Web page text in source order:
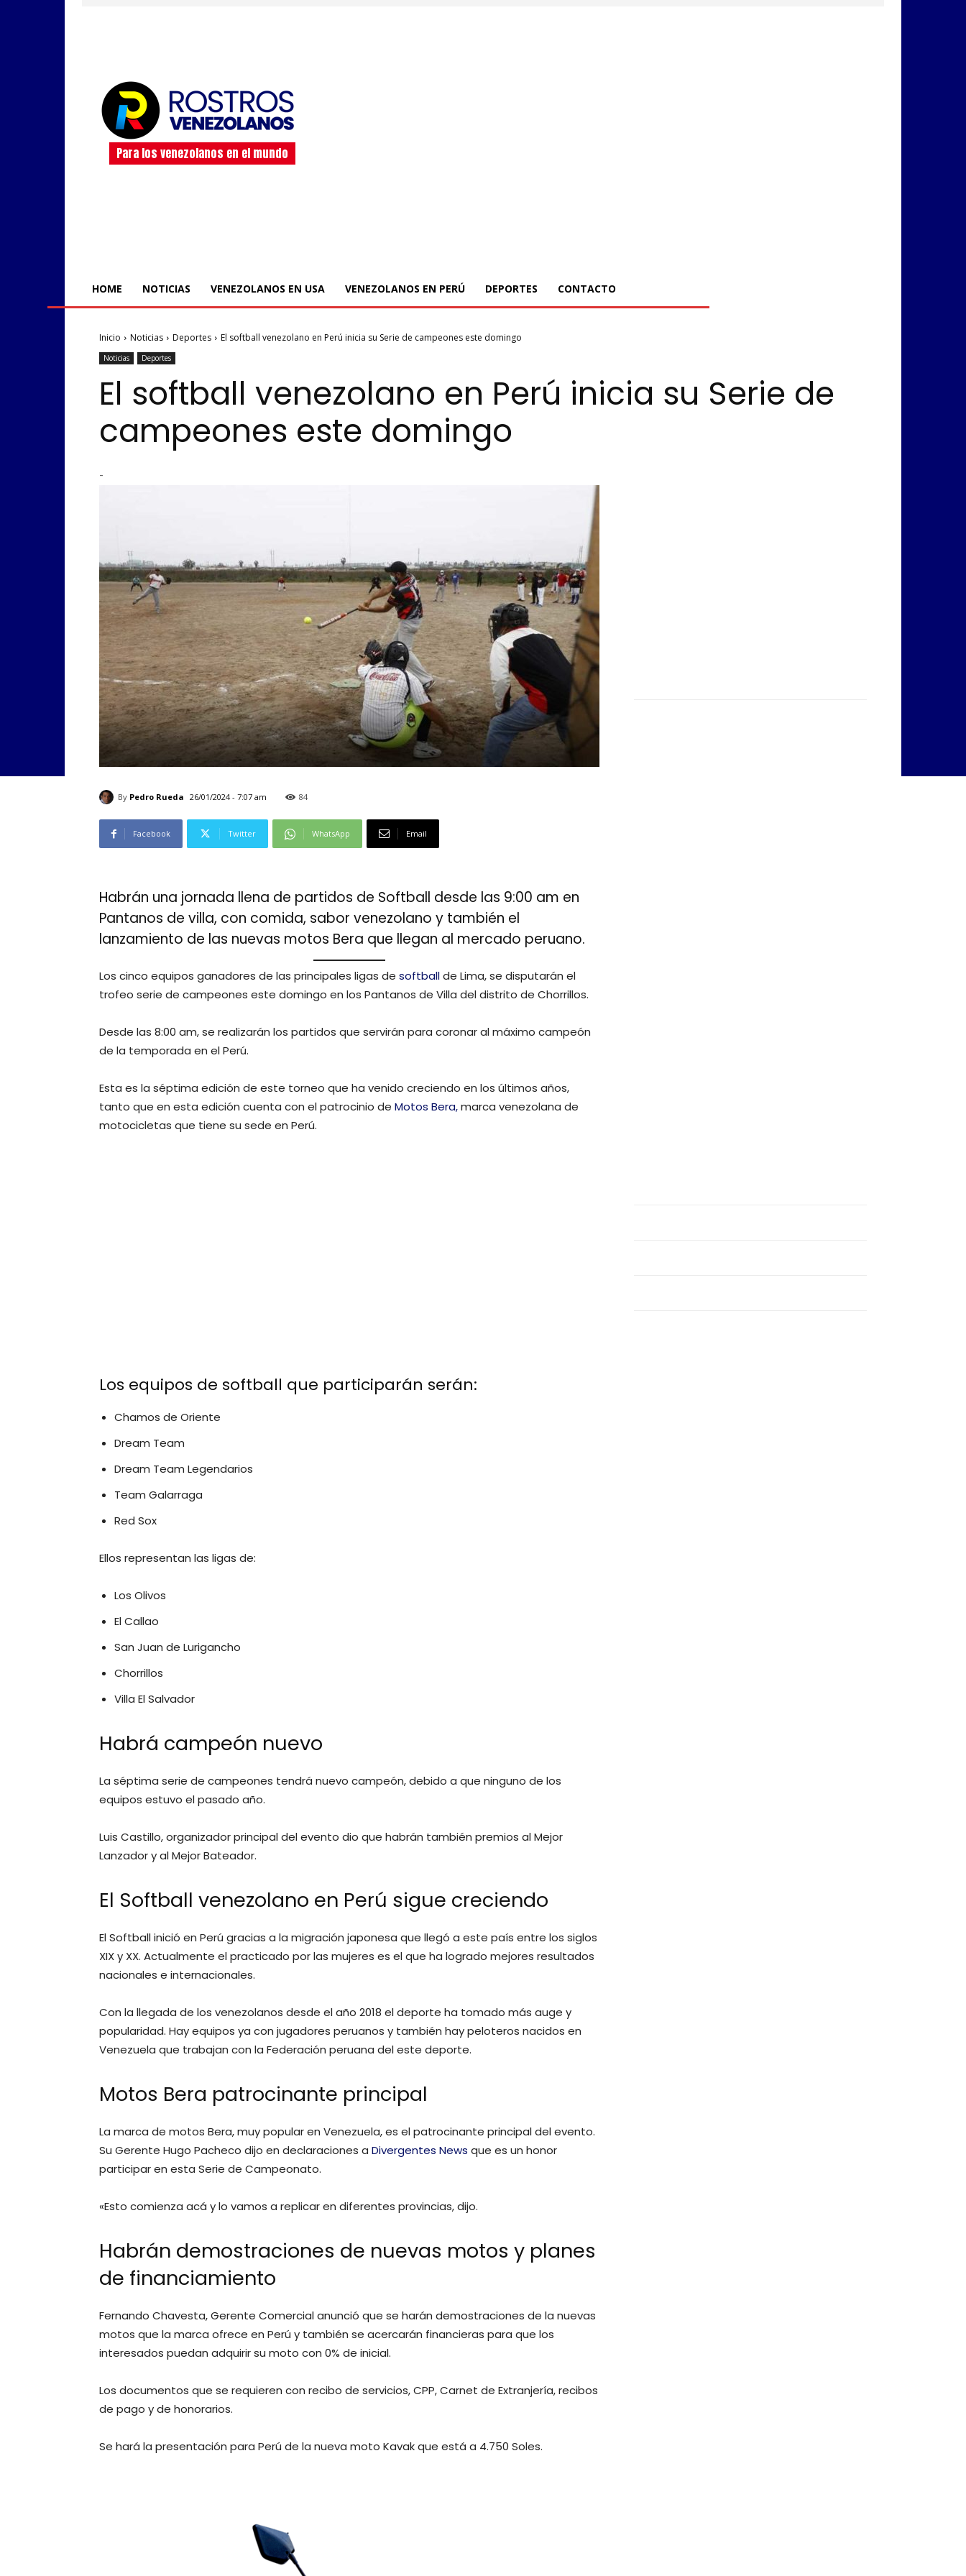
Para los venezolanos en el mundo
HOME NOTICIAS VENEZOLANOS EN USA VENEZOLANOS EN PERÚ DEPORTES CONTACTO
Inicio Noticias Deportes El softball venezolano en Perú inicia su Serie de campeones este domingo
Noticias Deportes
El softball venezolano en Perú inicia su Serie de
campeones este domingo
-
By Pedro Rueda 26/01/2024 - 7:07 am 84
Facebook Twitter WhatsApp Email
Habrán una jornada llena de partidos de Softball desde las 9:00 am en
Pantanos de villa, con comida, sabor venezolano y también el
lanzamiento de las nuevas motos Bera que llegan al mercado peruano.
Los cinco equipos ganadores de las principales ligas de softballde Lima, se disputarán el
trofeo serie de campeones este domingo en los Pantanos de Villa del distrito de Chorrillos.
Desde las 8:00 am, se realizarán los partidos que servirán para coronar al máximo campeón
de la temporada en el Perú.
Esta es la séptima edición de este torneo que ha venido creciendo en los últimos años,
tanto que en esta edición cuenta con el patrocinio de Motos Bera,marca venezolana de
motocicletas que tiene su sede en Perú.
Los equipos de softball que participarán serán:
Chamos de Oriente
Dream Team
Dream Team Legendarios
Team Galarraga
Red Sox
Ellos representan las ligas de:
Los Olivos
El Callao
San Juan de Lurigancho
Chorrillos
Villa El Salvador
Habrá campeón nuevo
La séptima serie de campeones tendrá nuevo campeón, debido a que ninguno de los
equipos estuvo el pasado año.
Luis Castillo, organizador principal del evento dio que habrán también premios al Mejor
Lanzador y al Mejor Bateador.
El Softball venezolano en Perú sigue creciendo
El Softball inició en Perú gracias a la migración japonesa que llegó a este país entre los siglos
XIX y XX. Actualmente el practicado por las mujeres es el que ha logrado mejores resultados
nacionales e internacionales.
Con la llegada de los venezolanos desde el año 2018 el deporte ha tomado más auge y
popularidad. Hay equipos ya con jugadores peruanos y también hay peloteros nacidos en
Venezuela que trabajan con la Federación peruana del este deporte.
Motos Bera patrocinante principal
La marca de motos Bera, muy popular en Venezuela, es el patrocinante principal del evento.
Su Gerente Hugo Pacheco dijo en declaraciones a Divergentes News que es un honor
participar en esta Serie de Campeonato.
«Esto comienza acá y lo vamos a replicar en diferentes provincias, dijo.
Habrán demostraciones de nuevas motos y planes
de financiamiento
Fernando Chavesta, Gerente Comercial anunció que se harán demostraciones de la nuevas
motos que la marca ofrece en Perú y también se acercarán financieras para que los
interesados puedan adquirir su moto con 0% de inicial.
Los documentos que se requieren con recibo de servicios, CPP, Carnet de Extranjería, recibos
de pago y de honorarios.
Se hará la presentación para Perú de la nueva moto Kavak que está a 4.750 Soles.